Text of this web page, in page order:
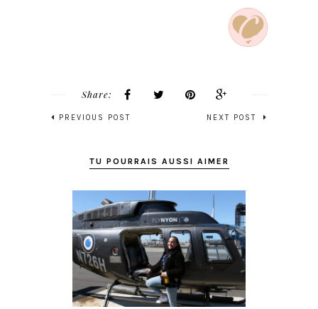
Share:
PREVIOUS POST NEXT POST
TU POURRAIS AUSSI AIMER